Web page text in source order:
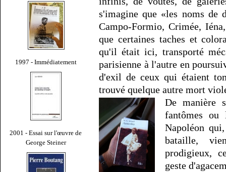
1997 - Immédiatement
2001 - Essai sur l'œuvre de
George Steiner
s'imagine que «les noms de
Campo-Formio, Crimée,
que certaines taches et
qu'il était ici, transporté
parisienne à l'autre en
d'exil de ceux qui étaient
trouvé quelque autre mort
De manière
fantômes ou
Napoléon
bataille,
prodigieux,
geste